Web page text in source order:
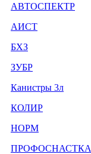
АВТОСПЕКТР
АИСТ
БХЗ
ЗУБР
Канистры 3л
КОЛИР
НОРМ
ПРОФОСНАСТКА